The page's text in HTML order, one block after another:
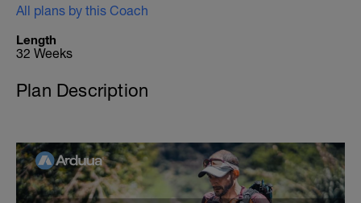
All plans by this Coach
Length
32 Weeks
Plan Description